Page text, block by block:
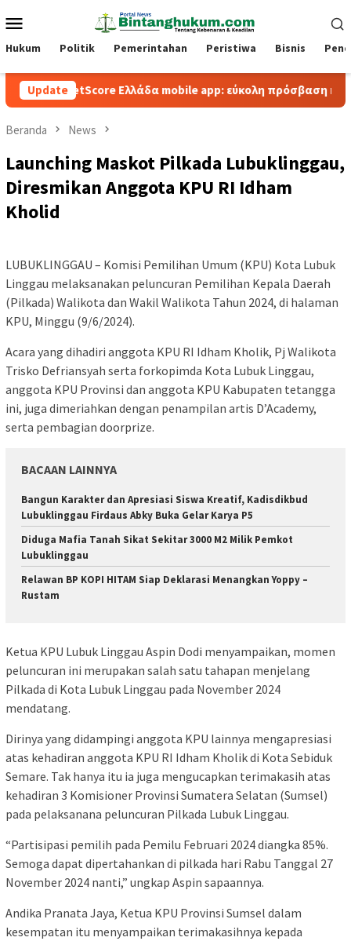
ke
kontenMobile
Hukum Politik Pemerintahan Peristiwa Bisnis
Update
BetScore Ελλάδα mobile app: εύκολη πρόσβαση και
Beranda News
Launching Maskot Pilkada Lubuklinggau,
Diresmikan Anggota KPU RI Idham
Kholid
LUBUKLINGGAU – Komisi Pemilihan Umum (KPU) Kota Lubuk
Linggau melaksanakan peluncuran Pemilihan Kepala Daerah
(Pilkada) Walikota dan Wakil Walikota Tahun 2024, di halaman
KPU, Minggu (9/6/2024).
Acara yang dihadiri anggota KPU RI Idham Kholik, Pj Walikota
Trisko Defriansyah serta forkopimda Kota Lubuk Linggau,
anggota KPU Provinsi dan anggota KPU Kabupaten tetangga
ini, juga dimeriahkan dengan penampilan artis D’Academy,
serta pembagian doorprize.
BACAAN LAINNYA
Bangun Karakter dan Apresiasi Siswa Kreatif, Kadisdikbud
Lubuklinggau Firdaus Abky Buka Gelar Karya P5
Diduga Mafia Tanah Sikat Sekitar 3000 M2 Milik Pemkot
Lubuklinggau
Relawan BP KOPI HITAM Siap Deklarasi Menangkan Yoppy –
Rustam
Ketua KPU Lubuk Linggau Aspin Dodi menyampaikan, momen
peluncuran ini merupakan salah satu tahapan menjelang
Pilkada di Kota Lubuk Linggau pada November 2024
mendatang.
Dirinya yang didampingi anggota KPU lainnya mengapresiasi
atas kehadiran anggota KPU RI Idham Kholik di Kota Sebiduk
Semare. Tak hanya itu ia juga mengucapkan terimakasih atas
kehadiran 3 Komisioner Provinsi Sumatera Selatan (Sumsel)
pada pelaksanana peluncuran Pilkada Lubuk Linggau.
“Partisipasi pemilih pada Pemilu Februari 2024 diangka 85%.
Semoga dapat dipertahankan di pilkada hari Rabu Tanggal 27
November 2024 nanti,” ungkap Aspin sapaannya.
Andika Pranata Jaya, Ketua KPU Provinsi Sumsel dalam
kesempatan itu menyampaikan terimakasihnya kepada